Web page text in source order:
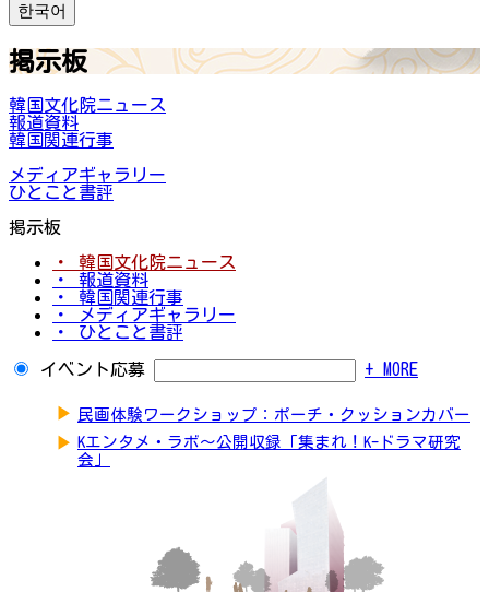
한국어
掲示板
韓国文化院ニュース
報道資料
韓国関連行事
メディアギャラリー
ひとこと書評
掲示板
・ 韓国文化院ニュース
・ 報道資料
・ 韓国関連行事
・ メディアギャラリー
・ ひとこと書評
イベント応募 + MORE
▶ 民画体験ワークショップ：ポーチ・クッションカバー
▶ Kエンタメ・ラボ～公開収録「集まれ！K-ドラマ研究
会」